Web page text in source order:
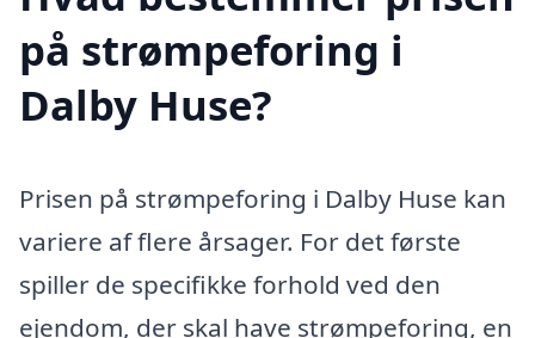
på strømpeforing i
Dalby Huse?
Prisen på strømpeforing i Dalby Huse kan
variere af flere årsager. For det første
spiller de specifikke forhold ved den
ejendom, der skal have strømpeforing, en